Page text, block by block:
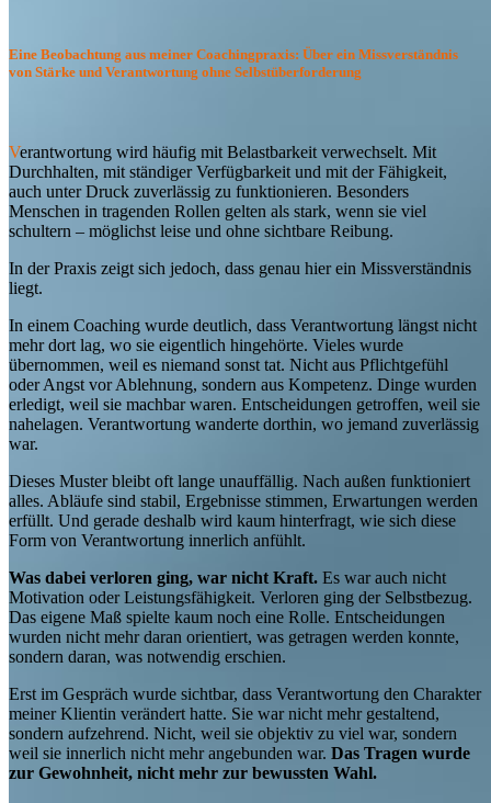
Eine Beobachtung aus meiner Coachingpraxis: Über ein Missverständnis
von Stärke und Verantwortung ohne Selbstüberforderung
Verantwortung wird häufig mit Belastbarkeit verwechselt. Mit
Durchhalten, mit ständiger Verfügbarkeit und mit der Fähigkeit,
auch unter Druck zuverlässig zu funktionieren. Besonders
Menschen in tragenden Rollen gelten als stark, wenn sie viel
schultern – möglichst leise und ohne sichtbare Reibung.
In der Praxis zeigt sich jedoch, dass genau hier ein Missverständnis
liegt.
In einem Coaching wurde deutlich, dass Verantwortung längst nicht
mehr dort lag, wo sie eigentlich hingehörte. Vieles wurde
übernommen, weil es niemand sonst tat. Nicht aus Pflichtgefühl
oder Angst vor Ablehnung, sondern aus Kompetenz. Dinge wurden
erledigt, weil sie machbar waren. Entscheidungen getroffen, weil sie
nahelagen. Verantwortung wanderte dorthin, wo jemand zuverlässig
war.
Dieses Muster bleibt oft lange unauffällig. Nach außen funktioniert
alles. Abläufe sind stabil, Ergebnisse stimmen, Erwartungen werden
erfüllt. Und gerade deshalb wird kaum hinterfragt, wie sich diese
Form von Verantwortung innerlich anfühlt.
Was dabei verloren ging, war nicht Kraft. Es war auch nicht
Motivation oder Leistungsfähigkeit. Verloren ging der Selbstbezug.
Das eigene Maß spielte kaum noch eine Rolle. Entscheidungen
wurden nicht mehr daran orientiert, was getragen werden konnte,
sondern daran, was notwendig erschien.
Erst im Gespräch wurde sichtbar, dass Verantwortung den Charakter
meiner Klientin verändert hatte. Sie war nicht mehr gestaltend,
sondern aufzehrend. Nicht, weil sie objektiv zu viel war, sondern
weil sie innerlich nicht mehr angebunden war. Das Tragen wurde
zur Gewohnheit, nicht mehr zur bewussten Wahl.